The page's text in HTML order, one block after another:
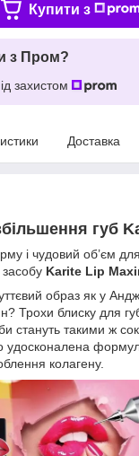
Купити з
з Пром?
захистом
Доставка
губ
і чудовий об’єм
Karite Lip
образ як у
Трохи блиску для
стануть такими ж
удосконалена
колагену.